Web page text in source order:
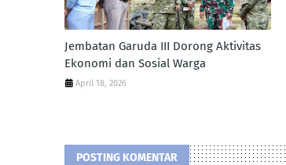
Jembatan Garuda III Dorong Aktivitas
Ekonomi dan Sosial Warga
April 18, 2026
POSTING KOMENTAR